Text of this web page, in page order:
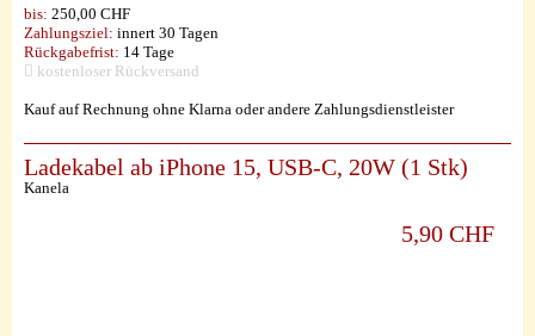
bis: 250,00 CHF
Zahlungsziel: innert 30 Tagen
Rückgabefrist: 14 Tage
kostenloser Rückversand
Kauf auf Rechnung ohne Klarna oder andere Zahlungsdienstleister
Ladekabel ab iPhone 15, USB-C, 20W (1 Stk)
Kanela
5,90 CHF